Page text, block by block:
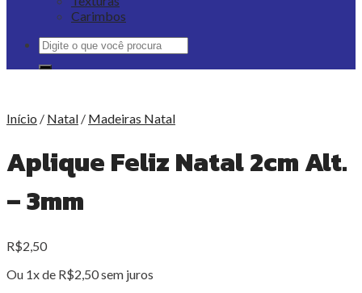
Carimbos
Pesquisar
por:
Início / Natal / Madeiras Natal
Aplique Feliz Natal 2cm Alt.
– 3mm
R$2,50
Ou 1x de R$2,50sem juros